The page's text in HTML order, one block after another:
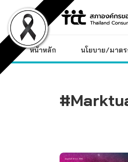
content
หน้าหลัก นโยบาย/มาตร